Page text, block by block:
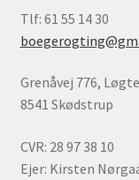
Tlf: 61 55 14 30
Grenåvej 776,
8541 Skødstrup
CVR: 28 97 38 10
Ejer: Kirsten